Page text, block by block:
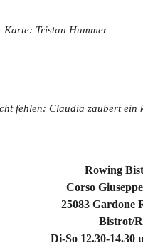
Karte: Tristan Hummer
fehlen: Claudia zaubert ein
Rowing
Corso
25083 Gardone
Bistrot/
Di-So 12.30-14.30